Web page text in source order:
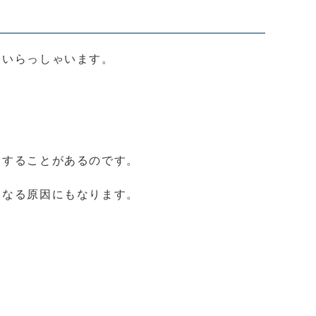
らっしゃいます。
ることがあるのです。
る原因にもなります。